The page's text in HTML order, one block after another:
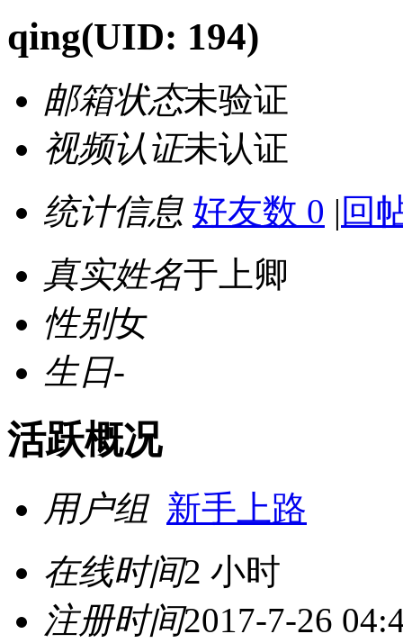
qing(UID: 194)
邮箱状态未验证
视频认证未认证
统计信息 好友数 0 | 回
真实姓名于上卿
性别女
生日-
活跃概况
用户组 新手上路
在线时间2 小时
注册时间2017-7-26